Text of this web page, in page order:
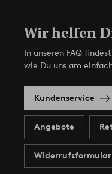
Wir helfen
In unseren FAQ
wie Du uns am
Kundenservice
Angebote
Widerrufsformular